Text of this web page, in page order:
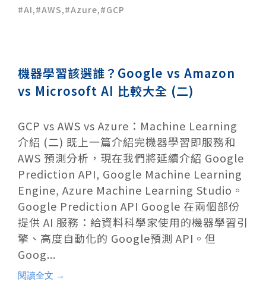
AI, AWS, Azure, GCP
機器學習該選誰？Google vs Amazon
vs Microsoft AI 比較大全 (二)
GCP vs AWS vs Azure：Machine Learning
介紹 (二) 既上一篇介紹完機器學習即服務和
AWS 預測分析，現在我們將延續介紹 Google
Prediction API, Google Machine Learning
Engine, Azure Machine Learning Studio。
Google Prediction API Google 在兩個部份
提供 AI 服務：給資料科學家使用的機器學習引
擎、高度自動化的 Google預測 API。但
Goog...
閱讀全文 →